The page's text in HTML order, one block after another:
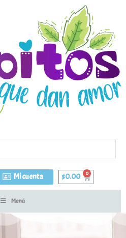
Mi cuenta $0.00
Menú